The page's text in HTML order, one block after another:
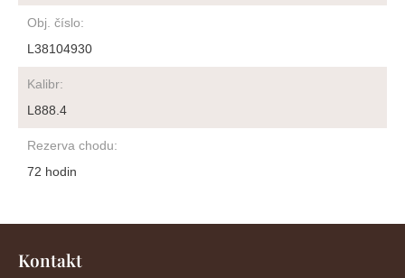
Obj. číslo:
L38104930
Kalibr:
L888.4
Rezerva chodu:
72 hodin
Kontakt